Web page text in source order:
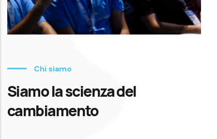
Chi siamo
Siamo la scienza del
cambiamento